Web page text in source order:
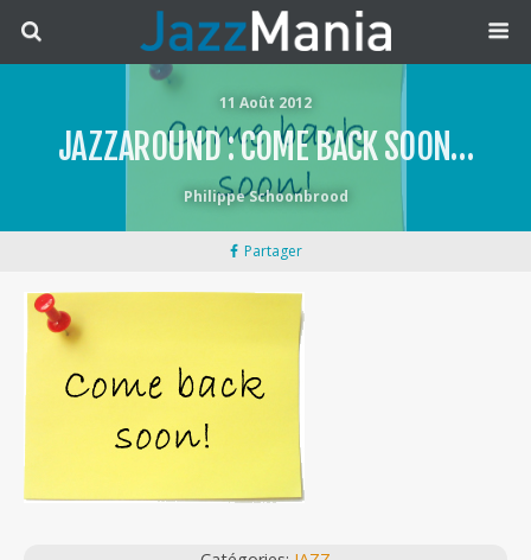
11 Août 2012
JAZZAROUND : COME BACK SOON…
Philippe Schoonbrood
Partager